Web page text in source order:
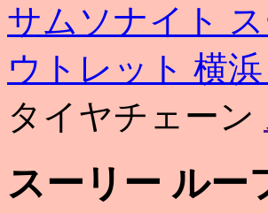
サムソナイト
ウトレット 横浜
タイヤチェーン
スーリー ルー